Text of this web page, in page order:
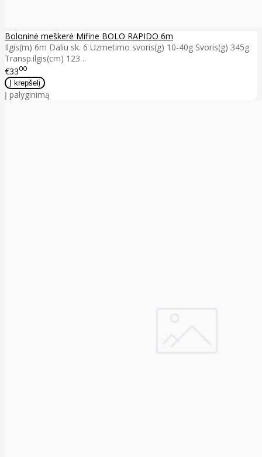
Boloninė meškerė Mifine BOLO RAPIDO 6m
Ilgis(m) 6m Daliu sk. 6 Uzmetimo svoris(g) 10-40g Svoris(g) 345g
Transp.ilgis(cm) 123 ..
€3300
Į palyginimą